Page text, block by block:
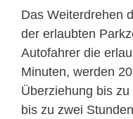
Das Weiterdrehen
der erlaubten
Autofahrer die
Minuten, werden
Überziehung bis
bis zu zwei